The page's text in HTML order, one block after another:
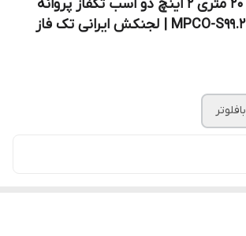
لجن کش امپیکو ۲۰ متری ۲ اینچ دو اسب تکفاز پروانه
نیمه باز مدل MPCO-S99.20.6 | لجنکش ایرانی تک فاز
بافلوتر